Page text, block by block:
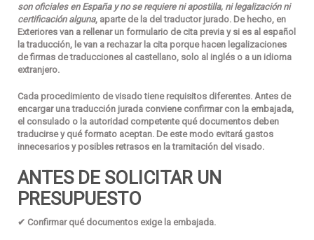
son oficiales en España y no se requiere ni apostilla, ni legalización ni
certificación alguna, aparte de la del traductor jurado. De hecho, en
Exteriores van a rellenar un formulario de cita previa y si es al español
la traducción, le van a rechazar la cita porque hacen legalizaciones
de firmas de traducciones al castellano, solo al inglés o a un idioma
extranjero.
Cada procedimiento de visado tiene requisitos diferentes. Antes de
encargar una traducción jurada conviene confirmar con la embajada,
el consulado o la autoridad competente qué documentos deben
traducirse y qué formato aceptan. De este modo evitará gastos
innecesarios y posibles retrasos en la tramitación del visado.
ANTES DE SOLICITAR UN
PRESUPUESTO
✔ Confirmar qué documentos exige la embajada.